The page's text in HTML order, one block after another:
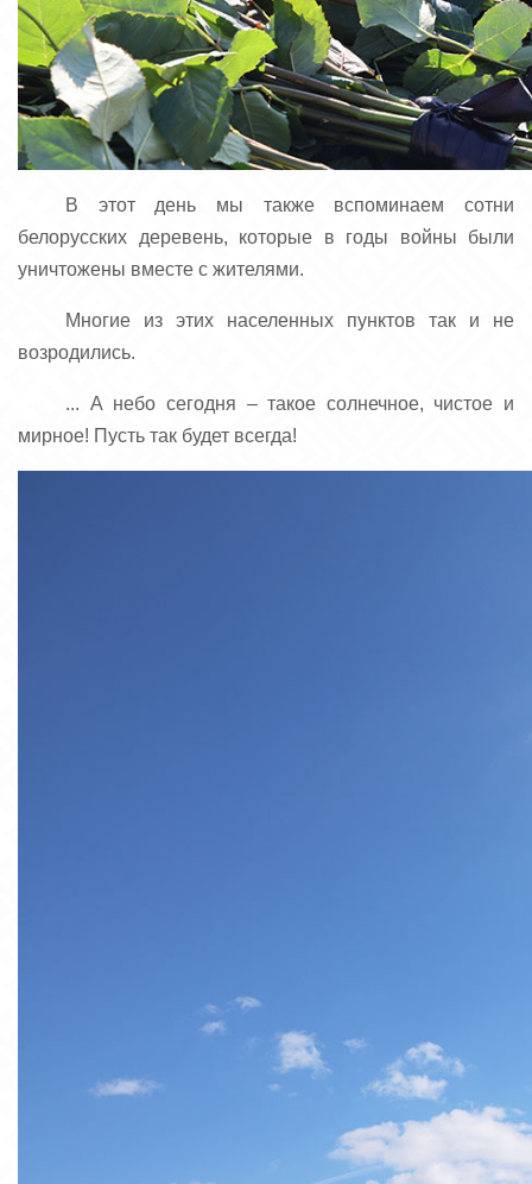
В этот день мы также вспоминаем сотни
белорусских деревень, которые в годы войны были
уничтожены вместе с жителями.
Многие из этих населенных пунктов так и не
возродились.
... А небо сегодня – такое солнечное, чистое и
мирное! Пусть так будет всегда!